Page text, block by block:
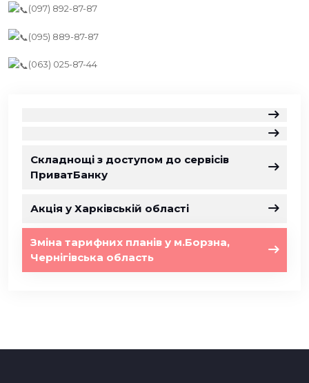
(097) 892-87-87
(095) 889-87-87
(063) 025-87-44
Складнощі з доступом до сервісів
ПриватБанку
Акція у Харківській області
Зміна тарифних планів у м.Борзна,
Чернігівська область